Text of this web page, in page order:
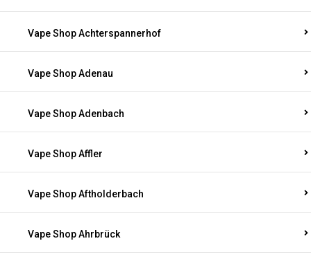
Vape Shop Achterspannerhof
Vape Shop Adenau
Vape Shop Adenbach
Vape Shop Affler
Vape Shop Aftholderbach
Vape Shop Ahrbrück